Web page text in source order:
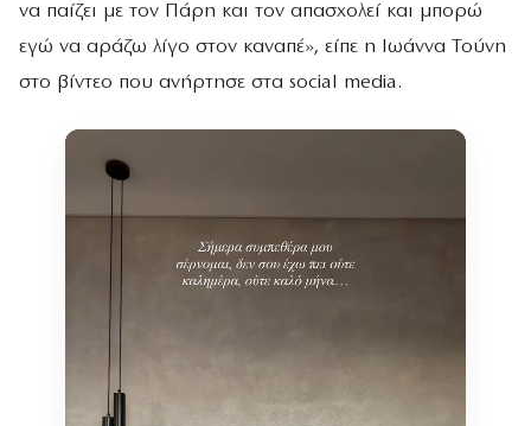
να παίζει με τον Πάρη και τον απασχολεί και μπορώ
εγώ να αράζω λίγο στον καναπέ», είπε η Ιωάννα Τούνη
στο βίντεο που ανήρτησε στα social media.